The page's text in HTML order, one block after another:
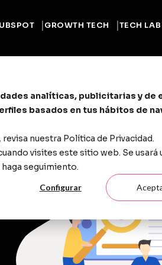
analíticas, publicitarias y de
basados en tus hábitos de
revisa nuestra Política de Privacidad.
visites este sitio web. Se usará
seguimiento.
Configurar
GROWTH TECH TECH LAB